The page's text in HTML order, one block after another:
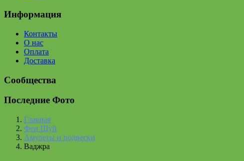
Информация
Контакты
О нас
Оплата
Доставка
Сообщества
Последние Фото
Главная
Фен Шуй
Амулеты и подвески
Ваджра